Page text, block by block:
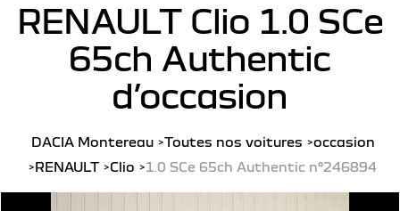
RENAULT Clio 1.0 SCe
65ch Authentic
d’occasion
DACIA Montereau Toutes nos voitures
occasion
RENAULT
Clio 1.0 SCe 65ch Authentic n°246894